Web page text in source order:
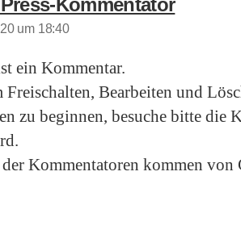
um 18:40
ein Kommentar.
Freischalten, Bearbeiten und
zu beginnen, besuche bitte die
Kommentatoren kommen von